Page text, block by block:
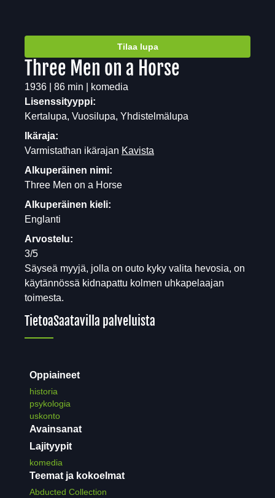
Tilaa lupa
Three Men on a Horse
1936 | 86 min | komedia
Lisenssityyppi:
Kertalupa, Vuosilupa, Yhdistelmälupa
Ikäraja:
Varmistathan ikärajan Kavista
Alkuperäinen nimi:
Three Men on a Horse
Alkuperäinen kieli:
Englanti
Arvostelu:
3/5
Säyseä myyjä, jolla on outo kyky valita hevosia, on
käytännössä kidnapattu kolmen uhkapelaajan
toimesta.
TietoaSaatavilla palveluista
Oppiaineet
historia
psykologia
uskonto
Avainsanat
Lajityypit
komedia
Teemat ja kokoelmat
Abducted Collection